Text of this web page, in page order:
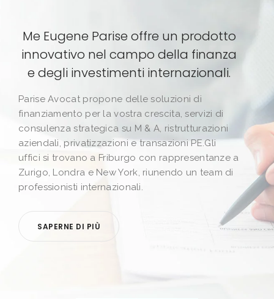
Me Eugene Parise offre un prodotto
innovativo nel campo della finanza
e degli investimenti internazionali.
Parise Avocat propone delle soluzioni di
finanziamento per la vostra crescita, servizi di
consulenza strategica su M & A, ristrutturazioni
aziendali, privatizzazioni e transazioni PE.Gli
uffici si trovano a Friburgo con rappresentanze a
Zurigo, Londra e New York, riunendo un team di
professionisti internazionali.
SAPERNE DI PIÙ